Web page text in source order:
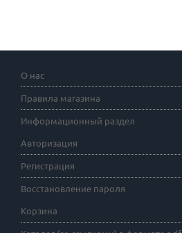
О нас
Правила магазина
Информационный раздел
Авторизация
Регистрация
Восстановление пароля
Корзина